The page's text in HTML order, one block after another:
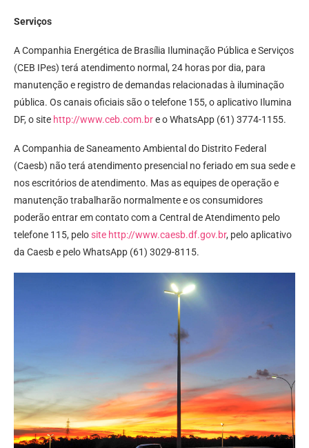
Serviços
A Companhia Energética de Brasília Iluminação Pública e Serviços
(CEB IPes) terá atendimento normal, 24 horas por dia, para
manutenção e registro de demandas relacionadas à iluminação
pública. Os canais oficiais são o telefone 155, o aplicativo Ilumina
DF, o site http://www.ceb.com.bre o WhatsApp (61) 3774-1155.
A Companhia de Saneamento Ambiental do Distrito Federal
(Caesb) não terá atendimento presencial no feriado em sua sede e
nos escritórios de atendimento. Mas as equipes de operação e
manutenção trabalharão normalmente e os consumidores
poderão entrar em contato com a Central de Atendimento pelo
telefone 115, pelosite http://www.caesb.df.gov.br, pelo aplicativo
da Caesb e pelo WhatsApp (61) 3029-8115.